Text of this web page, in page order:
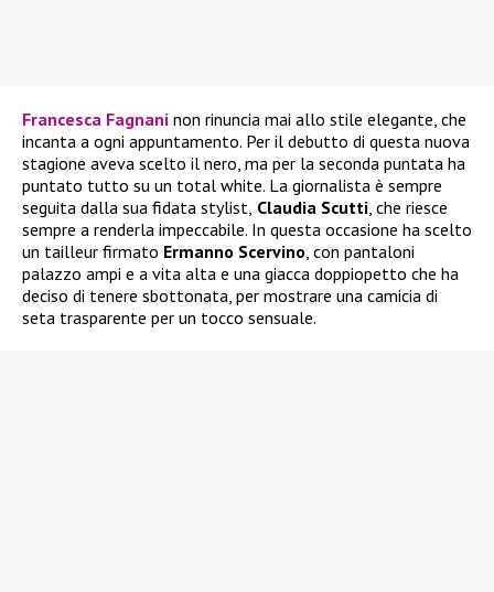
Francesca Fagnani non rinuncia mai allo stile elegante, che
incanta a ogni appuntamento. Per il debutto di questa nuova
stagione aveva scelto il nero, ma per la seconda puntata ha
puntato tutto su un total white. La giornalista è sempre
seguita dalla sua fidata stylist, Claudia Scutti, che riesce
sempre a renderla impeccabile. In questa occasione ha scelto
un tailleur firmato Ermanno Scervino, con pantaloni
palazzo ampi e a vita alta e una giacca doppiopetto che ha
deciso di tenere sbottonata, per mostrare una camicia di
seta trasparente per un tocco sensuale.